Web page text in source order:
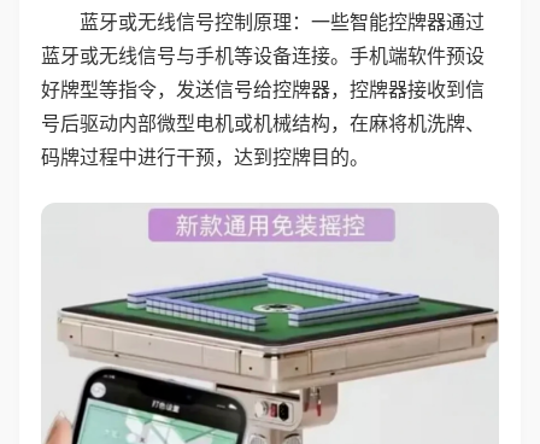
蓝牙或无线信号控制原理：一些智能控牌器通过
蓝牙或无线信号与手机等设备连接。手机端软件预设
好牌型等指令，发送信号给控牌器，控牌器接收到信
号后驱动内部微型电机或机械结构，在麻将机洗牌、
码牌过程中进行干预，达到控牌目的。